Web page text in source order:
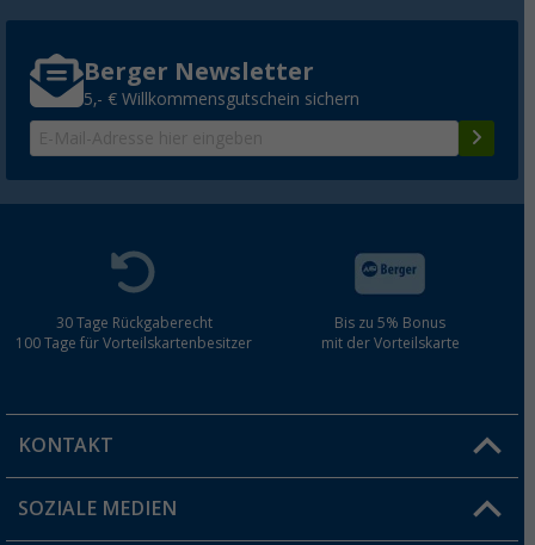
Berger Newsletter
5,- € Willkommensgutschein sichern
30 Tage Rückgaberecht
100 Tage für Vorteilskartenbesitzer
Bis zu 5% Bonus
mit der Vorteilskarte
KONTAKT
Du hast eine Frage?
SOZIALE MEDIEN